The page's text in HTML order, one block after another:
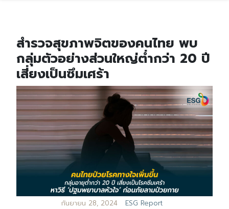
สำรวจสุขภาพจิตของคนไทย พบ
กลุ่มตัวอย่างส่วนใหญ่ต่ำกว่า 20 ปี
เสี่ยงเป็นซึมเศร้า
กันยายน 28, 2024 ESG Report